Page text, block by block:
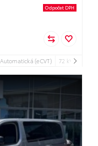
Odpočet DPH
Automatická (eCVT) 72 kW